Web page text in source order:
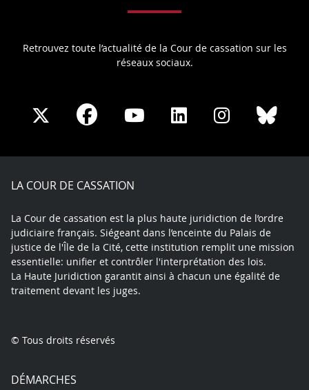
Retrouvez toute l’actualité de la Cour de cassation sur les
réseaux sociaux.
Share
X
Share
Facebook
Share
Youtube
Share
LinkedIn
Share
Instagram
LA COUR DE CASSATION
La Cour de cassation est la plus haute juridiction de l’ordre
judiciaire français. Siégeant dans l’enceinte du Palais de
justice de l'Île de la Cité, cette institution remplit une mission
essentielle: unifier et contrôler l'interprétation des lois.
La Haute Juridiction garantit ainsi à chacun une égalité de
traitement devant les juges.
© Tous droits réservés
DÉMARCHES